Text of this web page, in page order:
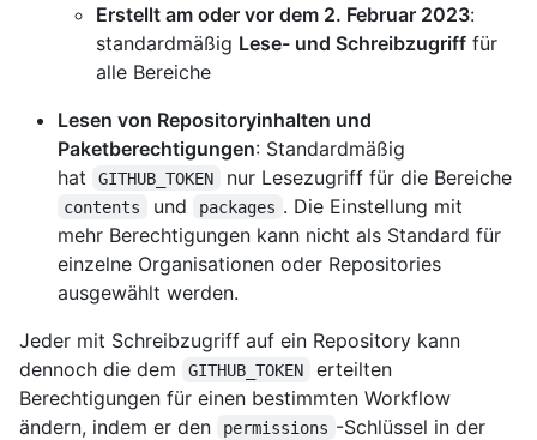
Erstellt am oder vor dem 2. Februar 2023:
standardmäßig Lese- und Schreibzugriff für
alle Bereiche
Lesen von Repositoryinhalten und
Paketberechtigungen: Standardmäßig
hat
GITHUB_TOKEN nur Lesezugriff für die Bereiche
contents und packages . Die Einstellung mit
mehr Berechtigungen kann nicht als Standard für
einzelne Organisationen oder Repositories
ausgewählt werden.
Jeder mit Schreibzugriff auf ein Repository kann
dennoch die dem
GITHUB_TOKEN
erteilten
Berechtigungen für einen bestimmten Workflow
ändern, indem er den
permissions -Schlüssel in der